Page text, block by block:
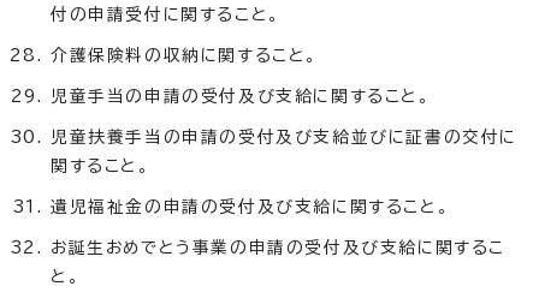
付の申請受付に関すること。
介護保険料の収納に関すること。
児童手当の申請の受付及び支給に関すること。
児童扶養手当の申請の受付及び支給並びに証書の交付に
関すること。
遺児福祉金の申請の受付及び支給に関すること。
お誕生おめでとう事業の申請の受付及び支給に関するこ
と。